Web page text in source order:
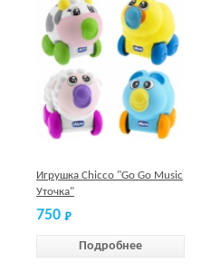
Игрушка Chicco "Go Go Music
Уточка"
750
Подробнее